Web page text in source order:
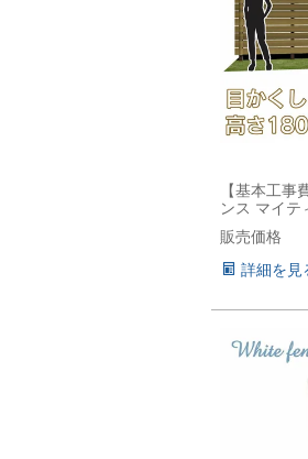
【基本工事
ンス マイテ
1800mm
【滋賀・京
販売価格
詳細を見